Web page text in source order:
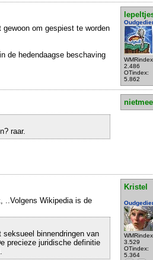
2.486
OTindex:
5.862
om gespiest te worden
de hedendaagse beschaving
raar.
Kristel
3.529
OTindex:
5.364
..Volgens Wikipedia is de
binnendringen van
precieze juridische definitie